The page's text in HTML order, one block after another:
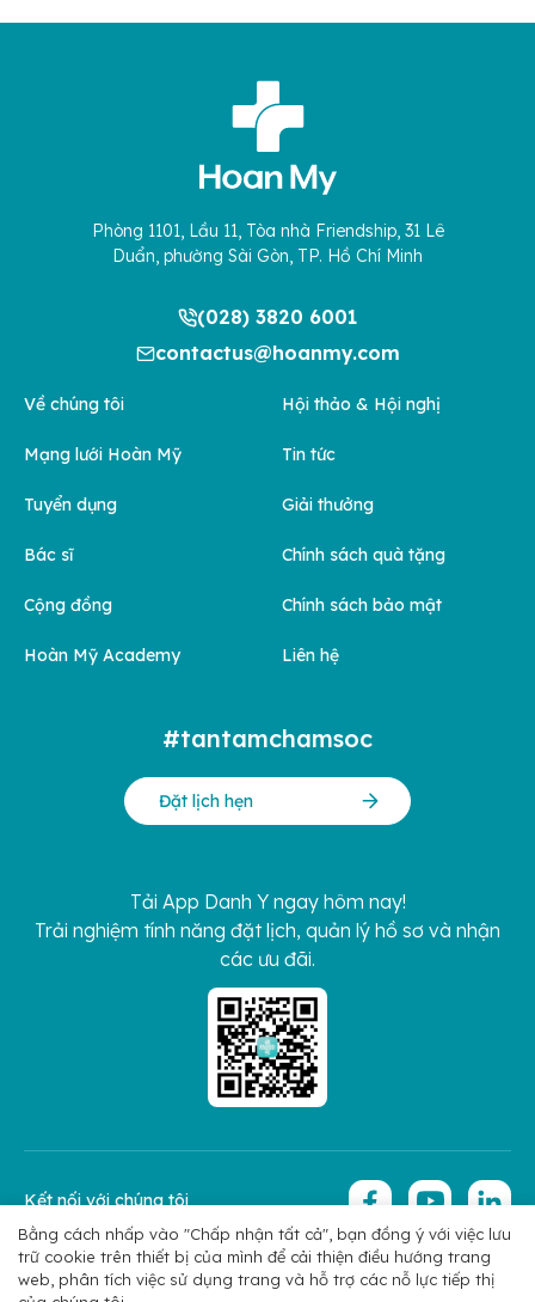
Phòng 1101, Lầu 11, Tòa nhà Friendship, 31 Lê
Duẩn, phường Sài Gòn, TP. Hồ Chí Minh
(028) 3820 6001
contactus@hoanmy.com
Về chúng tôi
Mạng lưới Hoàn Mỹ
Tuyển dụng
Bác sĩ
Cộng đồng
Hoàn Mỹ Academy
Hội thảo & Hội nghị
Tin tức
Giải thưởng
Chính sách quà tặng
Chính sách bảo mật
Liên hệ
#tantamchamsoc
Đặt lịch hẹn
Tải App Danh Y ngay hôm nay!
Trải nghiệm tính năng đặt lịch, quản lý hồ sơ và nhận
các ưu đãi.
Chính sách bảo mật Copyright 2026 © Hoan My Corporation
Kết nối với chúng tôi
Bằng cách nhấp vào "Chấp nhận tất cả", bạn đồng ý với việc lưu
trữ cookie trên thiết bị của mình để cải thiện điều hướng trang
web, phân tích việc sử dụng trang và hỗ trợ các nỗ lực tiếp thị